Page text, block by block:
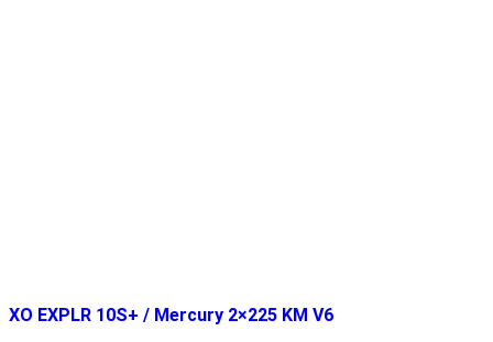
XO EXPLR 10S+ / Mercury 2×225 KM V6